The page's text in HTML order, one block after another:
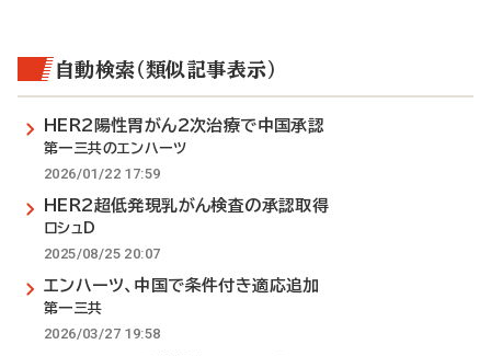
自動検索（類似記事表示）
HER2陽性胃がん2次治療で中国承認
第一三共のエンハーツ
2026/01/22 17:59
HER2超低発現乳がん検査の承認取得
ロシュD
2025/08/25 20:07
エンハーツ、中国で条件付き適応追加
第一三共
2026/03/27 19:58